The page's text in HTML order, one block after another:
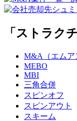
「ストラク
M&A（エムア
MEBO
MBI
三角合併
スピンオフ
スピンアウト
スキーム